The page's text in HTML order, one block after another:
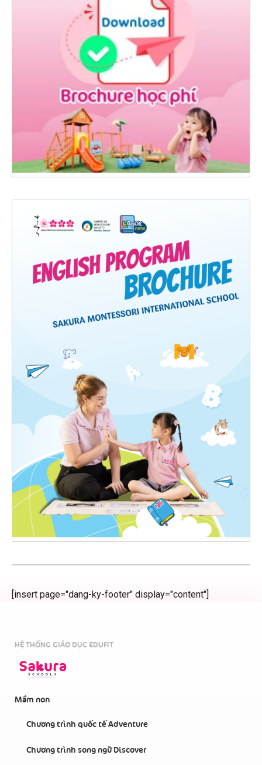
[insert page="dang-ky-footer" display="content"]
HỆ THỐNG GIÁO DỤC EDUFIT
Mầm non
Chương trình quốc tế Adventure
Chương trình song ngữ Discover